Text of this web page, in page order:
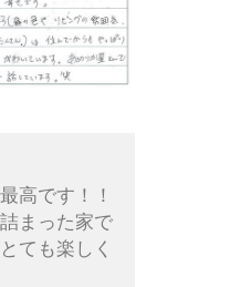
高です！！
まった家で
ても楽しく